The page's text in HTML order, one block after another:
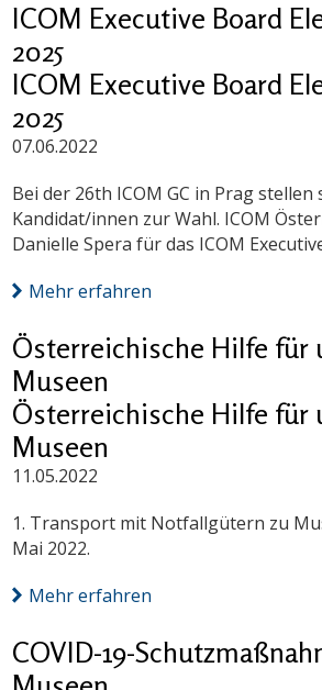
ICOM Executive Board
2025
ICOM Executive Board
2025
07.06.2022
Bei der 26th ICOM GC in Prag stellen
Kandidat/innen zur Wahl. ICOM
Danielle Spera für das ICOM
Mehr erfahren
Österreichische Hilfe für
Museen
Österreichische Hilfe für
Museen
11.05.2022
1. Transport mit Notfallgütern zu
Mai 2022.
Mehr erfahren
COVID-19-